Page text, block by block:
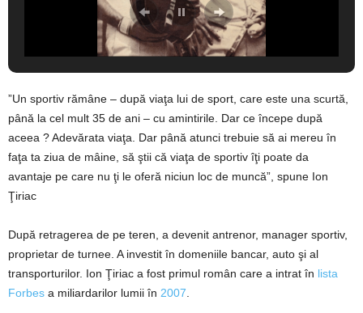
”Un sportiv rămâne – după viaţa lui de sport, care este una scurtă,
până la cel mult 35 de ani – cu amintirile. Dar ce începe după
aceea ? Adevărata viaţa. Dar până atunci trebuie să ai mereu în
faţa ta ziua de mâine, să ştii că viaţa de sportiv îţi poate da
avantaje pe care nu ţi le oferă niciun loc de muncă”, spune Ion
Ţiriac
După retragerea de pe teren, a devenit antrenor, manager sportiv,
proprietar de turnee. A investit în domeniile bancar, auto şi al
transporturilor. Ion Ţiriac a fost primul român care a intrat în lista
Forbes a miliardarilor lumii în 2007